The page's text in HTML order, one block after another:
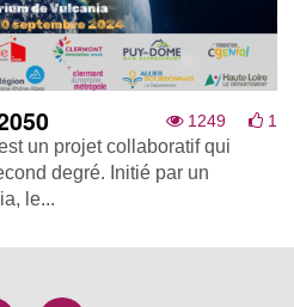
1249 1
un projet collaboratif qui
degré. Initié par un
le...